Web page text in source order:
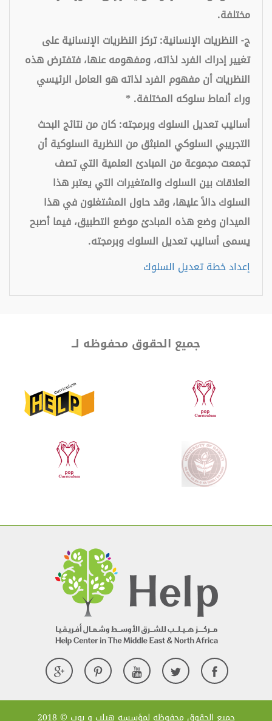
مختلفة.
ج- النظريات الإنسانية:تركز النظريات الإنسانية على
تغيير إدراك الفرد لذاته، ومفهومه عنها، فتفترض هذه
النظريات أن مفهوم الفرد لذاته هو العامل الرئيسي
وراء أنماط سلوكه المختلفة.*
أساليب تعديل السلوك وبرمجته:كان من نتائج البحث
التجريبي السلوكي المنبثق من النظرية السلوكية أن
تجمعت مجموعة من المبادئ العلمية التي تصف
العلاقات بين السلوك والمتغيرات التي يعتبر هذا
السلوك دالاً عليها، وقد حاول المشتغلون في هذا
الميدان وضع هذه المبادئ موضع التطبيق، فيما أصبح
يسمى أساليب تعديل السلوك وبرمجته.
إعداد خطة تعديل السلوك
جميع الحقوق محفوظه لــ
جميع الحقوق محفوظه لمؤسسه هيلب و بوب © 2018